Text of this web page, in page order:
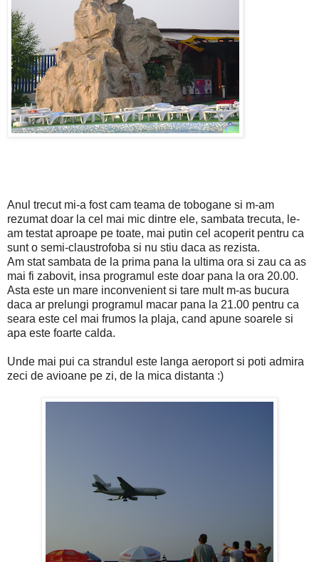
Anul trecut mi-a fost cam teama de tobogane si m-am
rezumat doar la cel mai mic dintre ele, sambata trecuta, le-
am testat aproape pe toate, mai putin cel acoperit pentru ca
sunt o semi-claustrofoba si nu stiu daca as rezista.
Am stat sambata de la prima pana la ultima ora si zau ca as
mai fi zabovit, insa programul este doar pana la ora 20.00.
Asta este un mare inconvenient si tare mult m-as bucura
daca ar prelungi programul macar pana la 21.00 pentru ca
seara este cel mai frumos la plaja, cand apune soarele si
apa este foarte calda.
Unde mai pui ca strandul este langa aeroport si poti admira
zeci de avioane pe zi, de la mica distanta :)